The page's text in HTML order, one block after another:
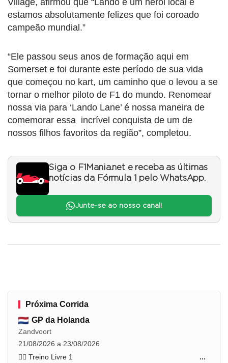
estamos absolutamente felizes que foi coroado
campeão mundial.”
“Ele passou seus anos de formação aqui em
Somerset e foi durante este período de sua vida
que começou no kart, um caminho que o levou a se
tornar o melhor piloto de F1 do mundo. Renomear
nossa via para ‘Lando Lane’ é nossa maneira de
comemorar essa incrível conquista de um de
nossos filhos favoritos da região”, completou.
Siga o F1Mania.net e receba as últimas
notícias da Fórmula 1 pelo WhatsApp.
Junte-se ao nosso canal!
Próxima Corrida
GP da Holanda
Zandvoort
21/08/2026 a 23/08/2026
🏋️‍♂️ Treino Livre 1
...